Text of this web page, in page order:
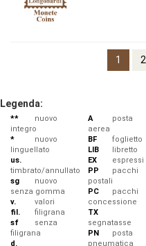
1 2
Legenda:
**
nuovo
integro
*
nuovo
linguellato
us.
timbrato/annullato
sg
nuovo
senza gomma
v.
valori
fil.
filigrana
sf
senza
filigrana
d.
A
posta
aerea
BF
foglietto
LIB
libretto
EX
espressi
PP
pacchi
postali
PC
pacchi
concessione
TX
segnatasse
PN
posta
pneumatica